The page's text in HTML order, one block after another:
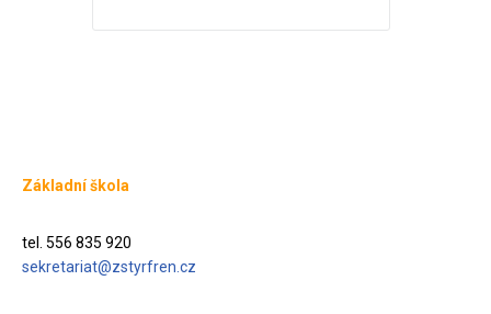
Základní škola
tel. 556 835 920
sekretariat@zstyrfren.cz